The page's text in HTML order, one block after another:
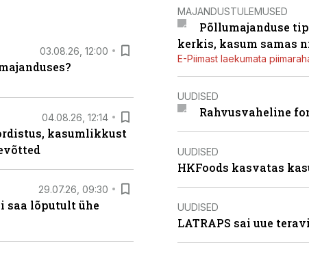
03.08.26, 12:00
04.08.26, 12:14
kasumlikkust
29.07.26, 09:30
saa lõputult ühe
MAJANDUSTULEMUSED
Põllumajanduse
kerkis, kasum samas
E-Piimast laekumata
UUDISED
Rahvusvaheline
UUDISED
HKFoods kasvatas
UUDISED
LATRAPS sai uue